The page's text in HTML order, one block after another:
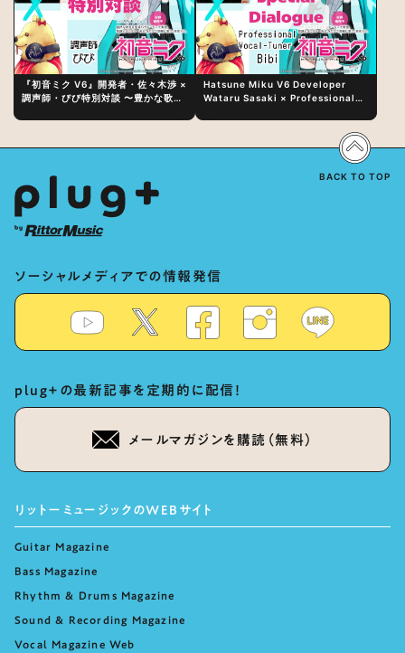
『初音ミク V6』開発者・佐々木渉 ×
調声師・びび特別対談 〜豊かな歌声
Hatsune Miku V6 Developer
Wataru Sasaki × Professional
Vocal Expression Lies in “Love
for the singing characters” and
ソーシャルメディアでの情報発信
plug+の最新記事を定期的に配信！
メールマガジンを購読（無料）
リットーミュージックのWEBサイト
Guitar Magazine
Bass Magazine
Rhythm & Drums Magazine
Sound & Recording Magazine
Vocal Magazine Web
BACK TO TOP